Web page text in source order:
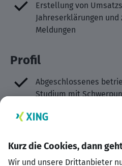
Erstellung von
Jahreserklärungen
Meldungen
Profil
Abgeschlossenes
Studium mit
Rechnungslegung oder
Erfahrung in